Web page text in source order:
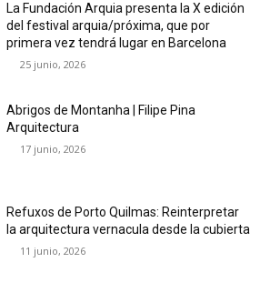
La Fundación Arquia presenta la X edición
del festival arquia/próxima, que por
primera vez tendrá lugar en Barcelona
25 junio, 2026
Abrigos de Montanha | Filipe Pina
Arquitectura
17 junio, 2026
Refuxos de Porto Quilmas: Reinterpretar
la arquitectura vernacula desde la cubierta
11 junio, 2026